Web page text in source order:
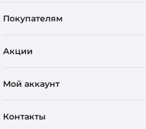
Покупателям
Акции
Мой аккаунт
Контакты